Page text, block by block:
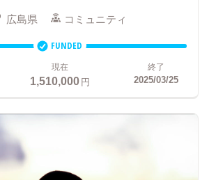
広島県 コミュニティ
FUNDED
現在
1,510,000円
終了
2025/03/25